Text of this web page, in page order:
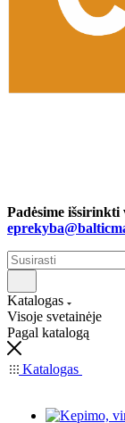
Padėsime
Katalogas
Visoje svetainėje
Pagal katalogą
Katalogas